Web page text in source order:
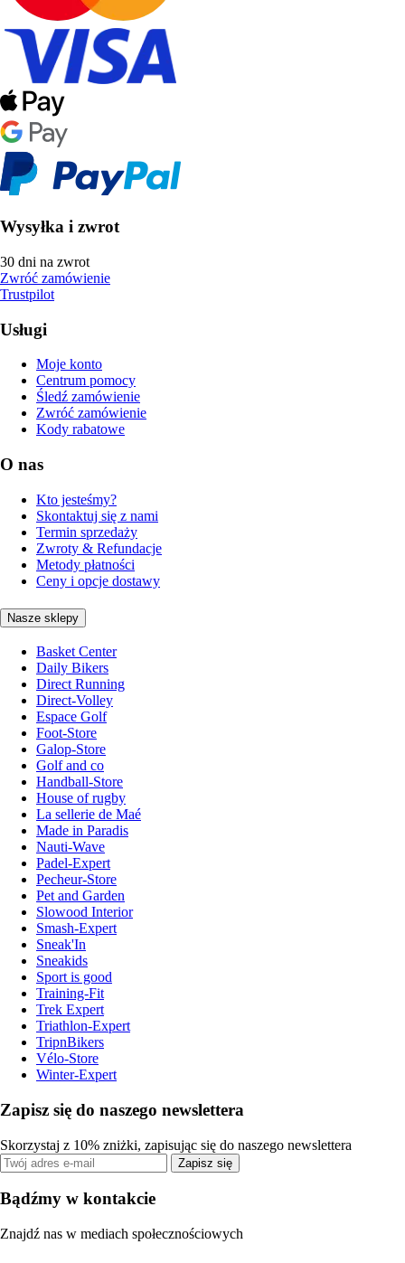
Wysyłka i zwrot
30 dni na zwrot
Zwróć zamówienie
Trustpilot
Usługi
Moje konto
Centrum pomocy
Śledź zamówienie
Zwróć zamówienie
Kody rabatowe
O nas
Kto jesteśmy?
Skontaktuj się z nami
Termin sprzedaży
Zwroty & Refundacje
Metody płatności
Ceny i opcje dostawy
Nasze sklepy
Basket Center
Daily Bikers
Direct Running
Direct-Volley
Espace Golf
Foot-Store
Galop-Store
Golf and co
Handball-Store
House of rugby
La sellerie de Maé
Made in Paradis
Nauti-Wave
Padel-Expert
Pecheur-Store
Pet and Garden
Slowood Interior
Smash-Expert
Sneak'In
Sneakids
Sport is good
Training-Fit
Trek Expert
Triathlon-Expert
TripnBikers
Vélo-Store
Winter-Expert
Zapisz się do naszego newslettera
Skorzystaj z 10% zniżki, zapisując się do naszego newslettera
Zapisz się
Bądźmy w kontakcie
Znajdź nas w mediach społecznościowych